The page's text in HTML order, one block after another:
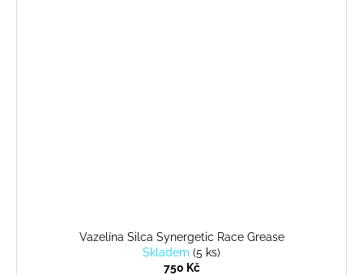
Vazelína Silca Synergetic Race Grease
Skladem (5 ks)
750 Kč